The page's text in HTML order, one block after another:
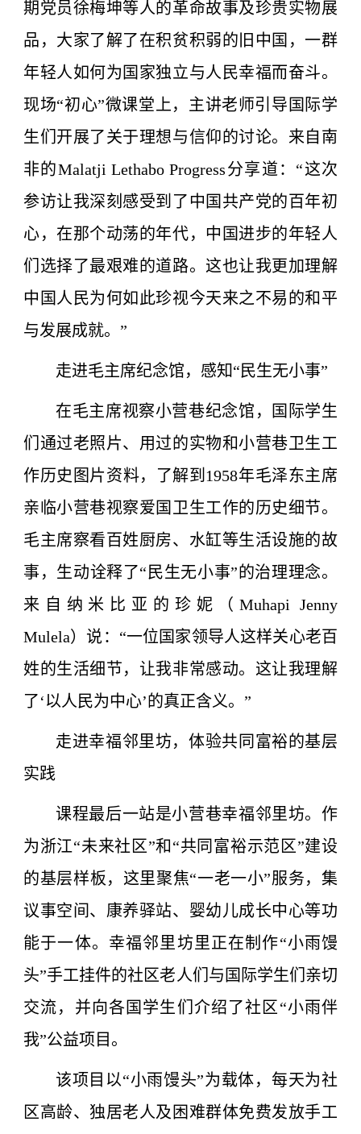
期党员徐梅坤等人的革命故事及珍贵实物展
品，大家了解了在积贫积弱的旧中国，一群
年轻人如何为国家独立与人民幸福而奋斗。
现场“初心”微课堂上，主讲老师引导国际学
生们开展了关于理想与信仰的讨论。来自南
非的Malatji Lethabo Progress分享道：“这次
参访让我深刻感受到了中国共产党的百年初
心，在那个动荡的年代，中国进步的年轻人
们选择了最艰难的道路。这也让我更加理解
中国人民为何如此珍视今天来之不易的和平
与发展成就。”
走进毛主席纪念馆，感知“民生无小事”
在毛主席视察小营巷纪念馆，国际学生
们通过老照片、用过的实物和小营巷卫生工
作历史图片资料，了解到1958年毛泽东主席
亲临小营巷视察爱国卫生工作的历史细节。
毛主席察看百姓厨房、水缸等生活设施的故
事，生动诠释了“民生无小事”的治理理念。
来自纳米比亚的珍妮（Muhapi Jenny
Mulela）说：“一位国家领导人这样关心老百
姓的生活细节，让我非常感动。这让我理解
了‘以人民为中心’的真正含义。”
走进幸福邻里坊，体验共同富裕的基层
实践
课程最后一站是小营巷幸福邻里坊。作
为浙江“未来社区”和“共同富裕示范区”建设
的基层样板，这里聚焦“一老一小”服务，集
议事空间、康养驿站、婴幼儿成长中心等功
能于一体。幸福邻里坊里正在制作“小雨馒
头”手工挂件的社区老人们与国际学生们亲切
交流，并向各国学生们介绍了社区“小雨伴
我”公益项目。
该项目以“小雨馒头”为载体，每天为社
区高龄、独居老人及困难群体免费发放手工